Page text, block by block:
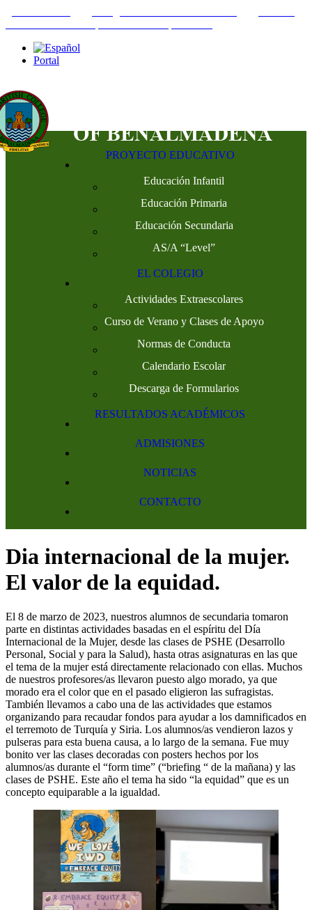
Portal
PROYECTO EDUCATIVO
Educación Infantil
Educación Primaria
Educación Secundaria
AS/A “Level”
EL COLEGIO
Actividades Extraescolares
Curso de Verano y Clases de Apoyo
Normas de Conducta
Calendario Escolar
Descarga de Formularios
RESULTADOS ACADÉMICOS
ADMISIONES
NOTICIAS
CONTACTO
Dia internacional de la mujer.
El valor de la equidad.
El 8 de marzo de 2023, nuestros alumnos de secundaria tomaron
parte en distintas actividades basadas en el espíritu del Día
Internacional de la Mujer, desde las clases de PSHE (Desarrollo
Personal, Social y para la Salud), hasta otras asignaturas en las que
el tema de la mujer está directamente relacionado con ellas. Muchos
de nuestros profesores/as llevaron puesto algo morado, ya que
morado era el color que en el pasado eligieron las sufragistas.
También llevamos a cabo una de las actividades que estamos
organizando para recaudar fondos para ayudar a los damnificados en
el terremoto de Turquía y Siria. Los alumnos/as vendieron lazos y
pulseras para esta buena causa, a lo largo de la semana. Fue muy
bonito ver las clases decoradas con posters hechos por los
alumnos/as durante el “form time” (“briefing “ de la mañana) y las
clases de PSHE. Este año el tema ha sido “la equidad” que es un
concepto equiparable a la igualdad.